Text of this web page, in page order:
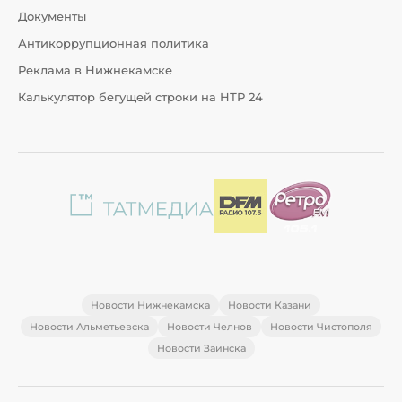
Документы
Антикоррупционная политика
Реклама в Нижнекамске
Калькулятор бегущей строки на НТР 24
Новости Нижнекамска
Новости Казани
Новости Альметьевска
Новости Челнов
Новости Чистополя
Новости Заинска